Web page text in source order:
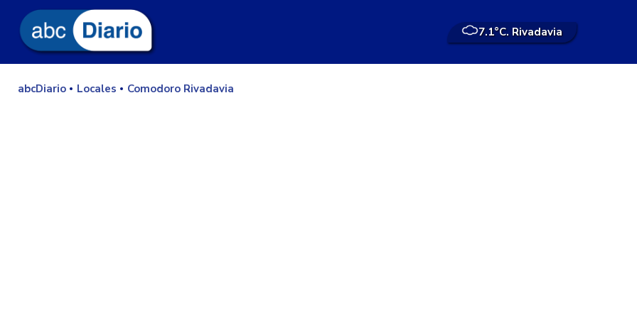
7.1°C. Rivadavia
abcDiario Locales Comodoro Rivadavia